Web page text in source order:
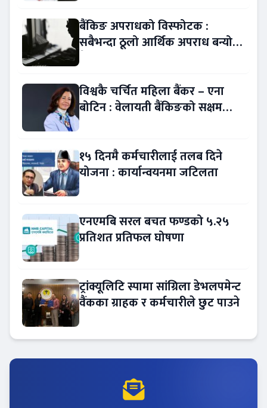
बैंकिङ अपराधको विस्फोटक :
सबैभन्दा ठूलो आर्थिक अपराध बन्यो
विश्वकै चर्चित महिला बैंकर – एना
बोटिन : वेलायती बैंकिङको सक्षम
१५ दिनमै कर्मचारीलाई तलब दिने
योजना : कार्यान्वयनमा जटिलता
एनएमबि सरल बचत फण्डको ५.२५
प्रतिशत प्रतिफल घोषणा
ट्रांक्यूलिटि स्पामा सांग्रिला डेभलपमेन्ट
वैंकका ग्राहक र कर्मचारीले छुट पाउने